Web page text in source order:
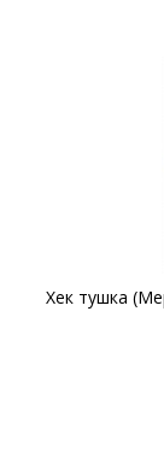
Хек тушка